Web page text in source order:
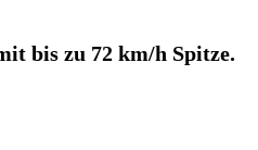
bis zu 72 km/h Spitze.